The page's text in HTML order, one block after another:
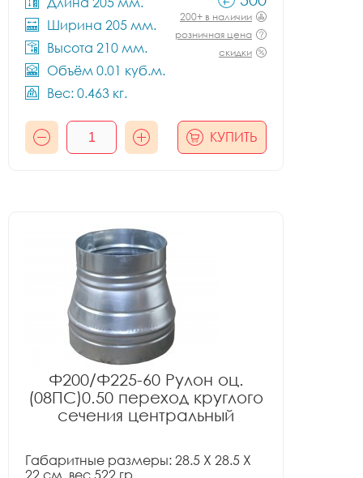
Ширина 205 мм.
Высота 210 мм.
Объём 0.01 куб.м.
Вес: 0.463 кг.
200+ в наличии
розничная цена
скидки
КУПИТЬ
Ф200/Ф225-60 Рулон оц.
(08ПС)0.50 переход круглого
сечения центральный
Габаритные размеры: 28.5 X 28.5 X
22 см, вес 522 гр.